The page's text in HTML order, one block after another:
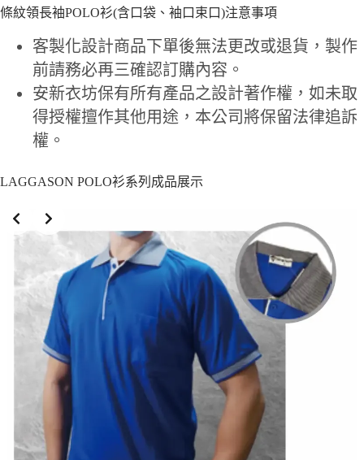
條紋領長袖POLO衫(含口袋、袖口束口)注意事項
客製化設計商品下單後無法更改或退貨，製作
前請務必再三確認訂購內容。
安新衣坊保有所有產品之設計著作權，如未取
得授權擅作其他用途，本公司將保留法律追訴
權。
LAGGASON POLO衫系列成品展示